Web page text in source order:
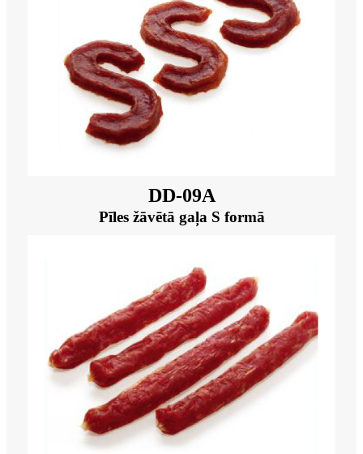
DD-09A
Pīles žāvētā gaļa S formā